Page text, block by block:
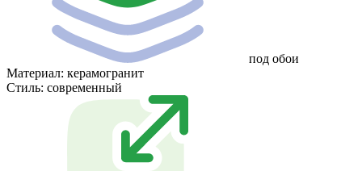
под обои
Материал: керамогранит
Стиль: современный